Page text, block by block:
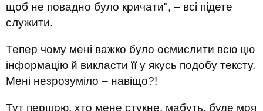
щоб не повадно було кричати", – всі підете
служити.
Тепер чому мені важко було осмислити всю цю
інформацію й викласти її у якусь подобу тексту.
Мені незрозуміло – навіщо?!
Тут першою, хто мене стукне, мабуть, буде моя